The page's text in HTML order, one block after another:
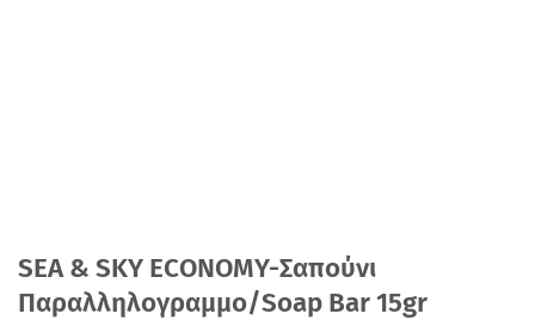
SEA & SKY ECONOMY-Σαπούνι
Παραλληλογραμμο/Soap Bar 15gr